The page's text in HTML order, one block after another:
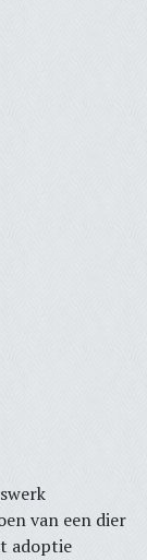
van een dier
adoptie